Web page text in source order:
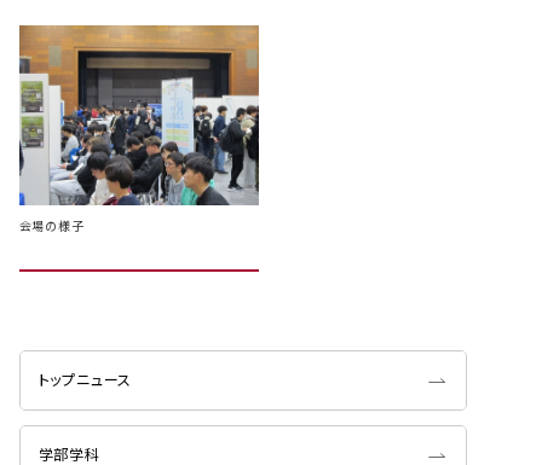
会場の様子
トップニュース
学部学科